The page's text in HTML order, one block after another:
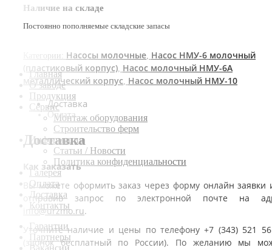
Главная
О заводе
Продукция
Сервис
Монтаж оборудования
Строительство ферм
Информация
Статьи / Новости
Политика конфиденциальности
Галерея
Оплата
Доставка
Контакты
Гарантии
Партнеры
Наличие на складе
Постоянно пополняемые складские запасы
Категории: Насосы молочные Насос НМУ-6 молочный
(пластиковый корпус) Насос молочный НМУ-6А
металлический корпус Насос молочный НМУ-10
Доставка
Оплата
Доставка
Как заказать
Вы можете оформить заказ через форму онлайн заявки
отправив запрос по электронной почте на
info@urzmo.ru.
Уточните наличие и цены по телефону +7 (343) 521
(звонок бесплатный по России). По желанию мы